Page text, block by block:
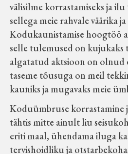
välisilme korrastamiseks ja
sellega meie rahvale väärika
Kodukaunistamise hoogtöö
selle tulemused on kujukaks
algatatud aktsioon on
taseme tõusuga on meil
kauniks ja mugavaks meie
Koduümbruse korrastamine
tähtis mitte ainult liu
eriti maal, ühendama iluga
tervishoidliku ja